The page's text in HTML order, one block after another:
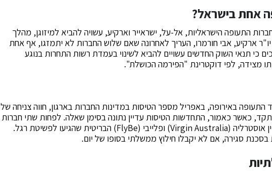
אחת בישראל?
התעופה הישראליות, אל-על, ישראייר וארקיע, עשויה להביא למיזוגן, מהלך
ארקיע, אבי חורמרו, העריך לאחרונה שאם שלוש החברות לא יתמזגו, אף אחת
כי תנאי השוק החדשים עשויים להביא לשינוי בעמדת רשות התחרות בנוגע
מצידה, לפי דוקטרינת "הפירמה הכושלת".
התעופה באירופה, באפריל מספר הטיסות במדינות החברות בארגון, חווה צניחה של
אשתקד, כאשר כאמור, התחדשות הטיסות עדיין נתונה בסימן שאלה. לפחות שתי חברות
תעופה בעולם כבר קרסו, וירג'ין אוסטרליה (Virgin Australia) ופלייבי (FlyBe) הבריטית שהגיעו לפשיטת רגל.
סגירה, אם לא יקבלו חילוץ ממשלתי בסופו של יום.